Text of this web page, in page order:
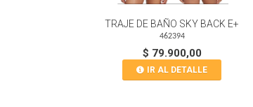
TRAJE DE BAÑO SKY BACK E+
462394
$ 79.900,00
IR AL DETALLE